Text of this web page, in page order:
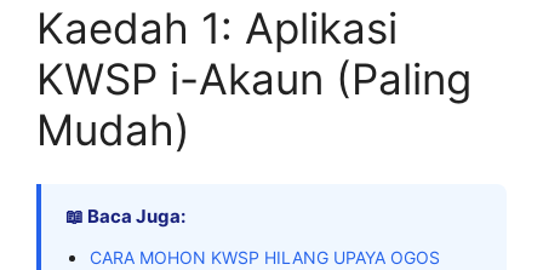
Kaedah 1: Aplikasi
KWSP i-Akaun (Paling
Mudah)
📖 Baca Juga:
CARA MOHON KWSP HILANG UPAYA OGOS